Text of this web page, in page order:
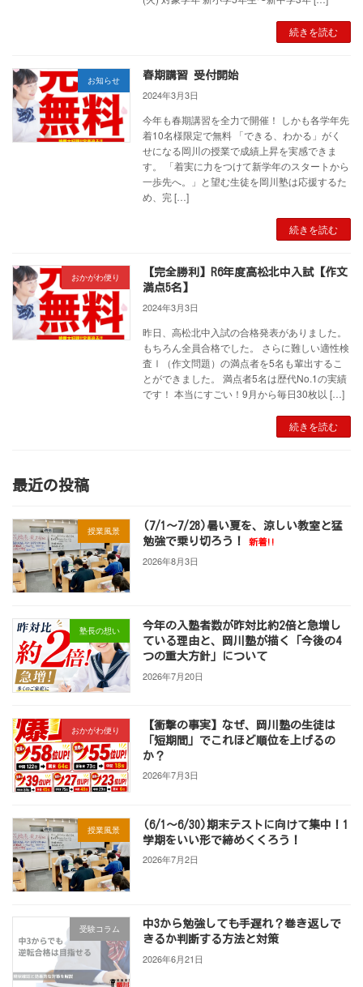
続きを読む
お知らせ 春期講習 受付開始
2024年3月3日
今年も春期講習を全力で開催！ しかも各学年先
着10名様限定で無料 「できる、わかる」がく
せになる岡川の授業で成績上昇を実感できま
す。 「着実に力をつけて新学年のスタートから
一歩先へ。」と望む生徒を岡川塾は応援するた
め、完 […]
続きを読む
おかがわ便り
【完全勝利】R6年度高松北中入試【作文
満点5名】
2024年3月3日
昨日、高松北中入試の合格発表がありました。
もちろん全員合格でした。 さらに難しい適性検
査Ⅰ（作文問題）の満点者を5名も輩出するこ
とができました。 満点者5名は歴代No.1の実績
です！ 本当にすごい！9月から毎日30枚以 […]
続きを読む
最近の投稿
授業風景
(7/1～7/28)暑い夏を、涼しい教室と猛
勉強で乗り切ろう！
新着!!
2026年8月3日
塾長の想い
今年の入塾者数が昨対比約2倍と急増し
ている理由と、岡川塾が描く「今後の4
つの重大方針」について
2026年7月20日
おかがわ便り
【衝撃の事実】なぜ、岡川塾の生徒は
「短期間」でこれほど順位を上げるの
か？
2026年7月3日
授業風景
(6/1～6/30)期末テストに向けて集中！1
学期をいい形で締めくくろう！
2026年7月2日
受験コラム
中3から勉強しても手遅れ？巻き返しで
きるか判断する方法と対策
2026年6月21日